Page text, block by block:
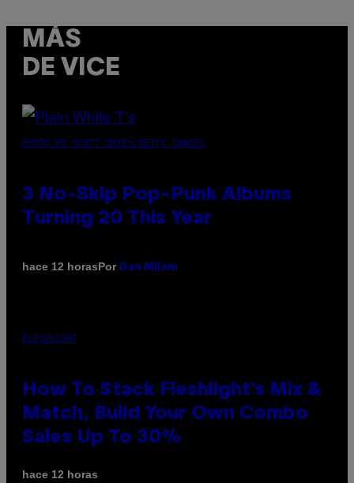
MÁS
DE VICE
PHOTO BY SCOTT GRIES/GETTY IMAGES
3 No-Skip Pop-Punk Albums
Turning 20 This Year
hace 12 horasPor Dan Milam
FLESHLIGHT
How To Stack Fleshlight’s Mix &
Match, Build Your Own Combo
Sales Up To 30%
hace 12 horas